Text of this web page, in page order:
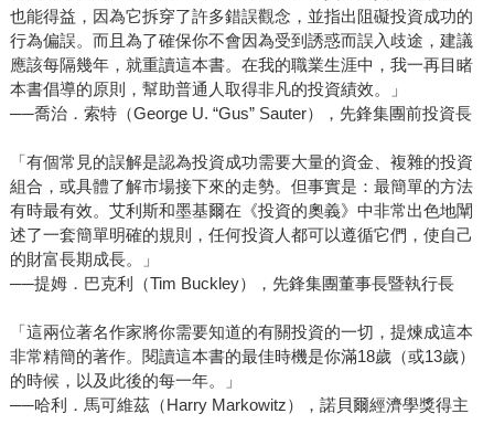
也能得益，因為它拆穿了許多錯誤觀念，並指出阻礙投資成功的
行為偏誤。而且為了確保你不會因為受到誘惑而誤入歧途，建議
應該每隔幾年，就重讀這本書。在我的職業生涯中，我一再目睹
本書倡導的原則，幫助普通人取得非凡的投資績效。」
──喬治．索特（George U. “Gus” Sauter），先鋒集團前投資長
「有個常見的誤解是認為投資成功需要大量的資金、複雜的投資
組合，或具體了解市場接下來的走勢。但事實是：最簡單的方法
有時最有效。艾利斯和墨基爾在《投資的奧義》中非常出色地闡
述了一套簡單明確的規則，任何投資人都可以遵循它們，使自己
的財富長期成長。」
──提姆．巴克利（Tim Buckley），先鋒集團董事長暨執行長
「這兩位著名作家將你需要知道的有關投資的一切，提煉成這本
非常精簡的著作。閱讀這本書的最佳時機是你滿18歲（或13歲）
的時候，以及此後的每一年。」
──哈利．馬可維茲（Harry Markowitz），諾貝爾經濟學獎得主